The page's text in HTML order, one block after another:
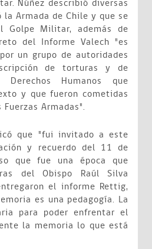
Núñez describió diversas
Armada de Chile y que se
Golpe Militar, además de
del Informe Valech "es
un grupo de autoridades
de torturas y de
Humanos que
y que fueron cometidas
Armadas".
que "fui invitado a este
y recuerdo del 11 de
que fue una época que
del Obispo Raúl Silva
el informe Rettig,
es una pedagogía. La
para poder enfrentar el
la memoria lo que está